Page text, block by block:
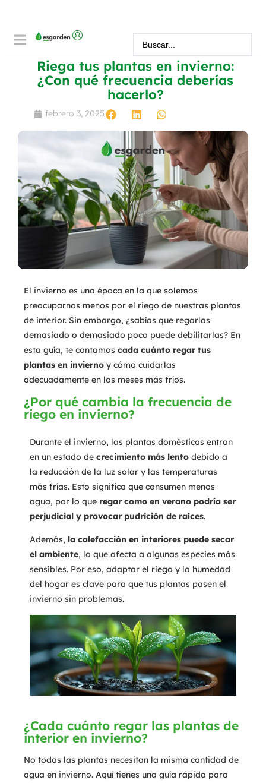
Riega tus plantas en invierno:
¿Con qué frecuencia deberías
hacerlo?
febrero 3, 2025
El invierno es una época en la que solemos
preocuparnos menos por el riego de nuestras plantas
de interior. Sin embargo, ¿sabías que regarlas
demasiado o demasiado poco puede debilitarlas? En
esta guía, te contamos cada cuánto regar tus
plantas en inviernoy cómo cuidarlas
adecuadamente en los meses más fríos.
¿Por qué cambia la frecuencia de
riego en invierno?
Durante el invierno, las plantas domésticas entran
en un estado de crecimiento más lentodebido a
la reducción de la luz solar y las temperaturas
más frías. Esto significa que consumen menos
agua, por lo que regar como en verano podría ser
perjudicial y provocar pudrición de raíces.
Además, la calefacción en interiores puede secar
el ambiente, lo que afecta a algunas especies más
sensibles. Por eso, adaptar el riego y la humedad
del hogar es clave para que tus plantas pasen el
invierno sin problemas.
¿Cada cuánto regar las plantas de
interior en invierno?
No todas las plantas necesitan la misma cantidad de
agua en invierno. Aquí tienes una guía rápida para